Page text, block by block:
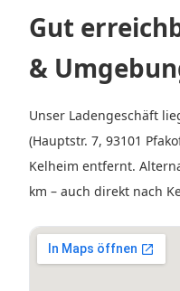
Gut
&
Unser Ladengeschäft
(Hauptstr. 7, 93101
Kelheim entfernt.
km – auch direkt nach